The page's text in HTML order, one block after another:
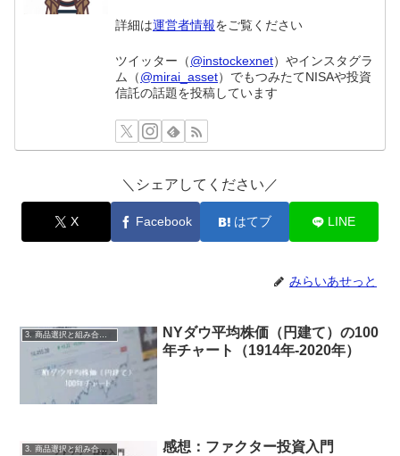
詳細は運営者情報をご覧ください
ツイッター（@instockexnet）やインスタグラ
ム（@mirai_asset）でもつみたてNISAや投資
信託の話題を投稿しています
＼シェアしてください／
X Facebook はてブ LINE
みらいあせっと
3. 商品選択と組み合わせ
NYダウ平均株価（円建て）の100
年チャート（1914年-2020年）
3. 商品選択と組み合わせ 感想：ファクター投資入門